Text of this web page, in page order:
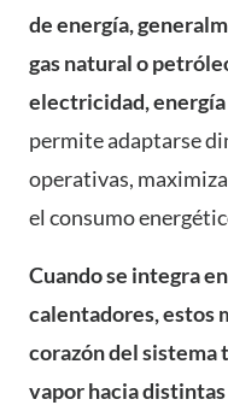
de energía,
gas natural o
electricidad, energía
permite adaptarse
operativas,
el consumo
Cuando se integra
calentadores, estos
corazón del
vapor hacia